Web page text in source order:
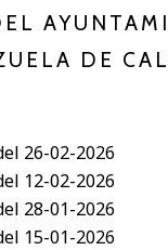
DE
26-02-2026
12-02-2026
28-01-2026
15-01-2026